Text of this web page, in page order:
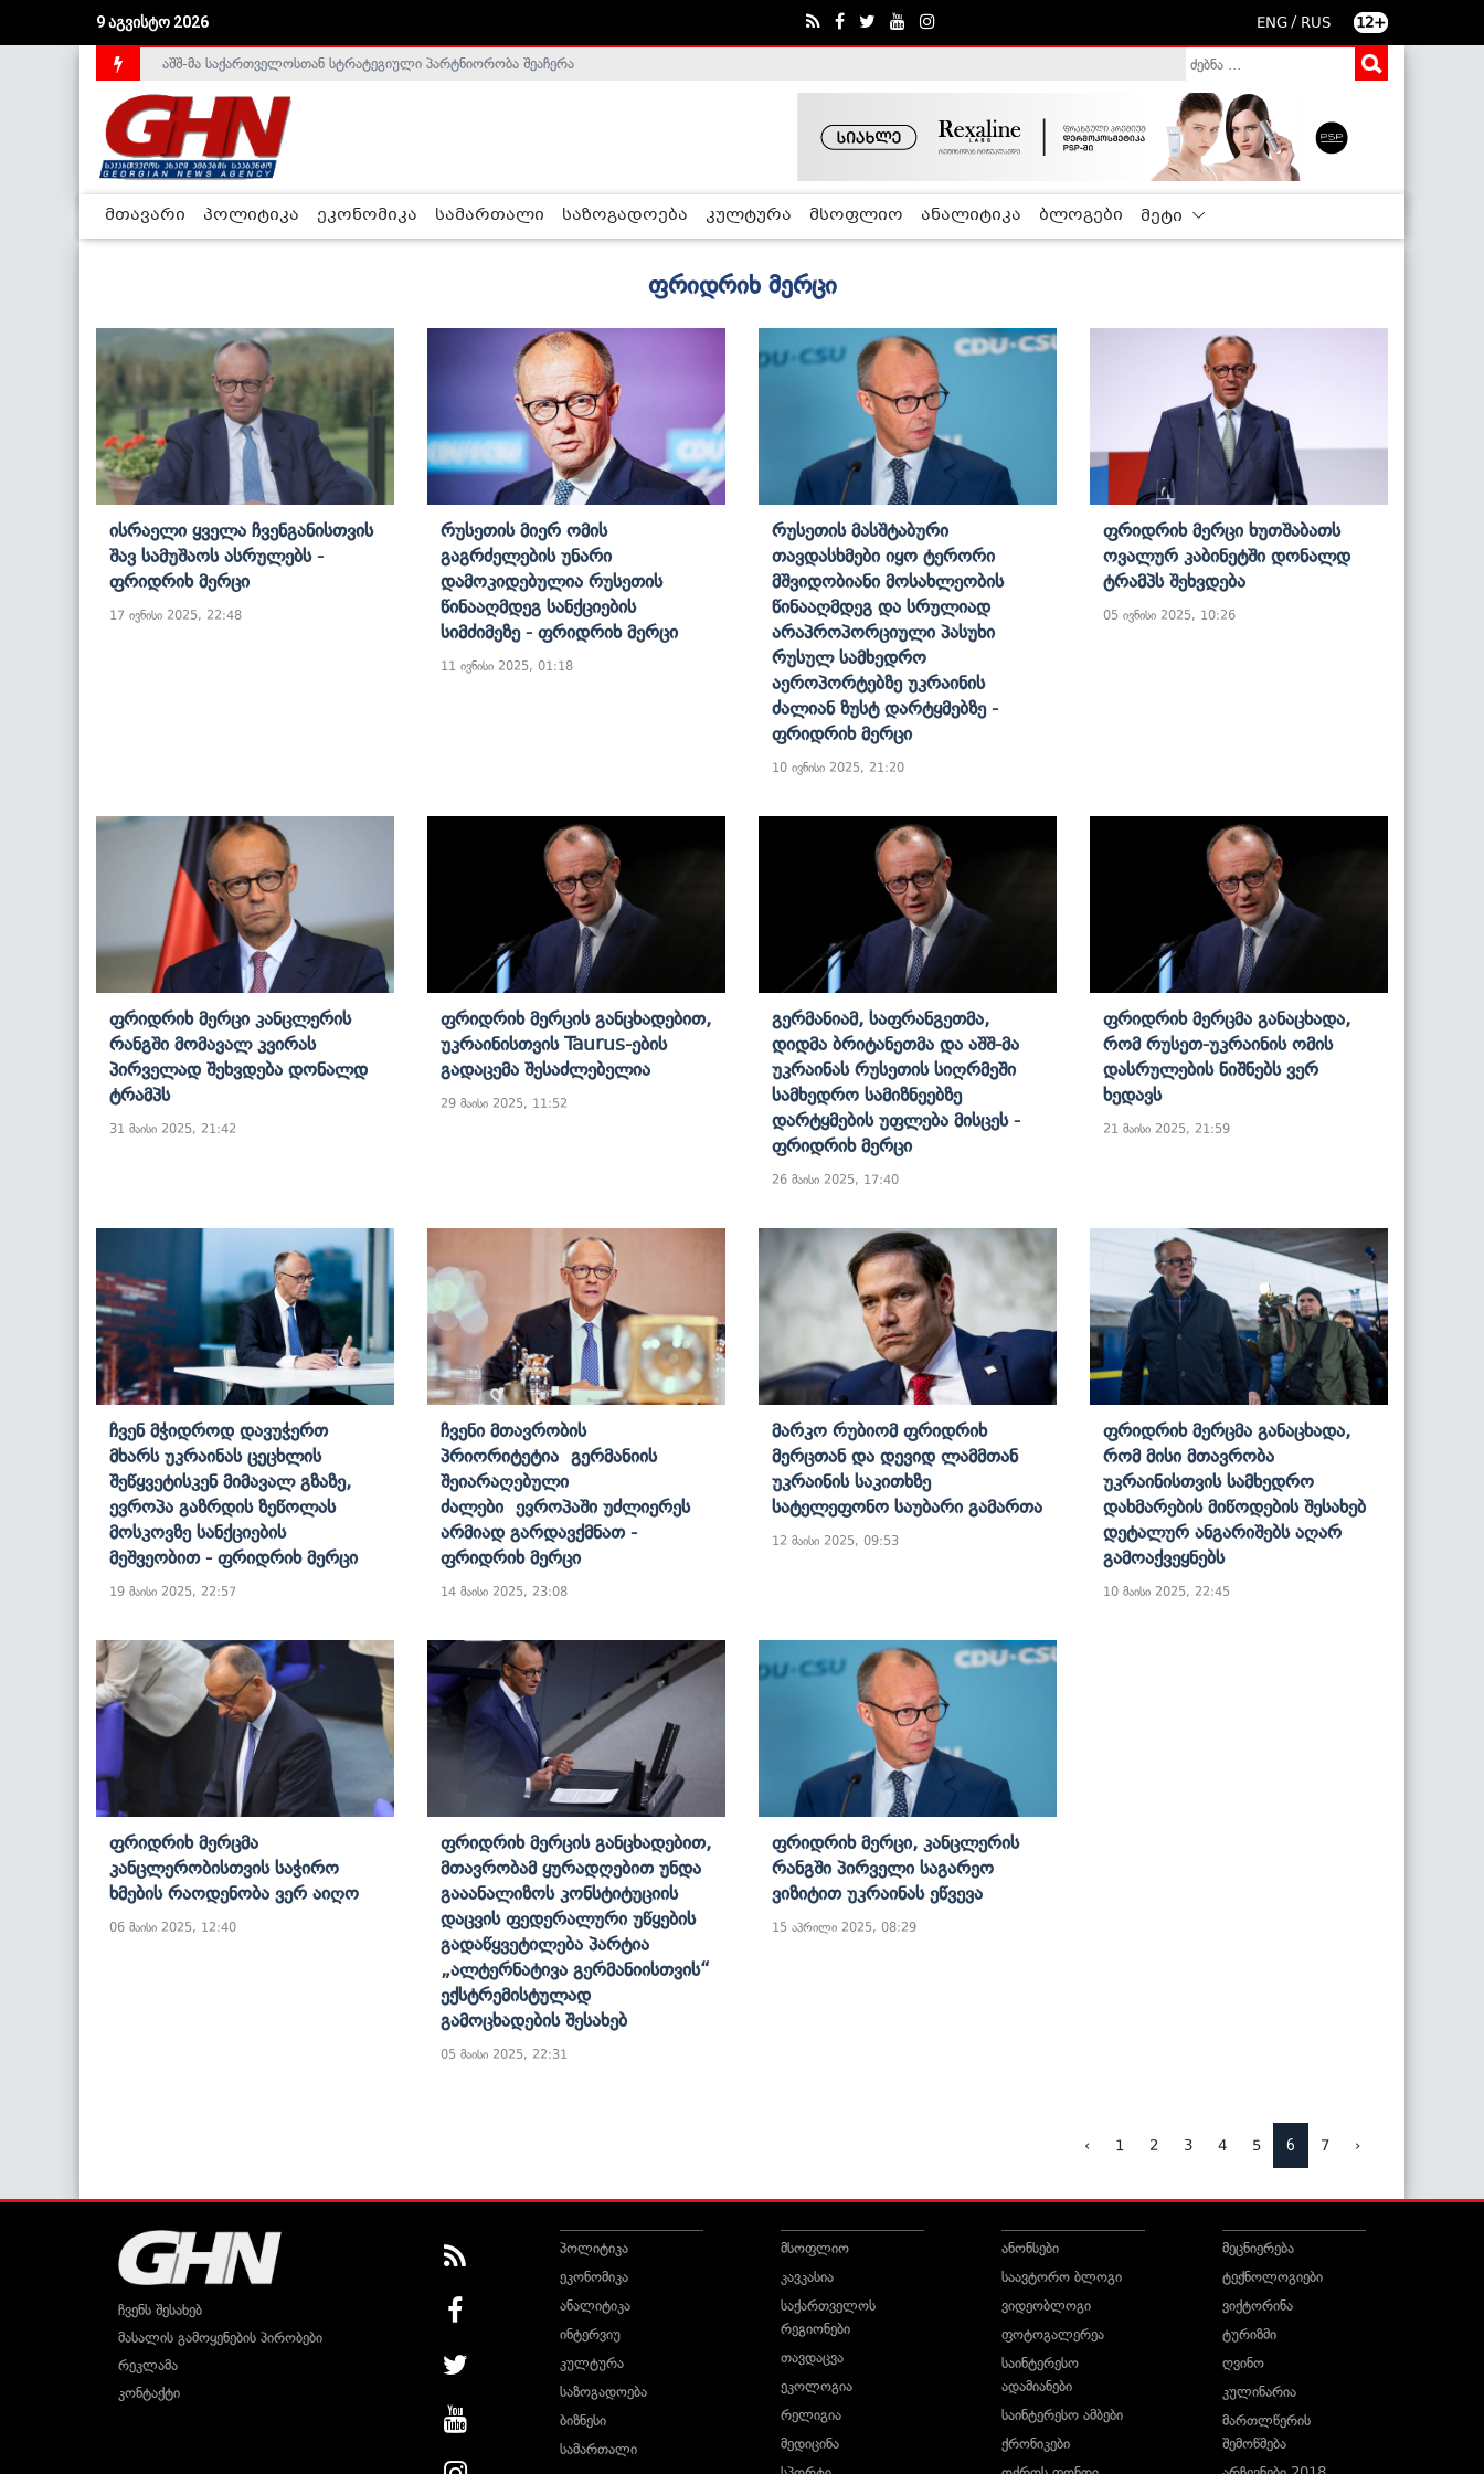
9 აგვისტო 2026 ENG / RUS 12+
საქართველოს დე-ფაქტო მთავრობა არალეგიტიმურია - ჰელსინკის კომისია
აშშ-მა საქართველოსთან სტრატეგიული პარტნიორობა შეაჩერა
მთავარი პოლიტიკა ეკონომიკა სამართალი საზოგადოება კულტურა მსოფლიო ანალიტიკა ბლოგები მეტი
ფრიდრიხ მერცი
Ისრაელი Ყველა Ჩვენგანისთვის
Შავ Სამუშაოს Ასრულებს -
Ფრიდრიხ Მერცი
17 ივნისი 2025, 22:48
Რუსეთის Მიერ Ომის
Გაგრძელების Უნარი
Დამოკიდებულია Რუსეთის
Წინააღმდეგ Სანქციების
Სიმძიმეზე - Ფრიდრიხ Მერცი
11 ივნისი 2025, 01:18
Რუსეთის Მასშტაბური
Თავდასხმები Იყო Ტერორი
Მშვიდობიანი Მოსახლეობის
Წინააღმდეგ Და Სრულიად
Არაპროპორციული Პასუხი
Რუსულ Სამხედრო
Აეროპორტებზე Უკრაინის
Ძალიან Ზუსტ Დარტყმებზე -
Ფრიდრიხ Მერცი
10 ივნისი 2025, 21:20
Ფრიდრიხ Მერცი Ხუთშაბათს
Ოვალურ Კაბინეტში Დონალდ
Ტრამპს Შეხვდება
05 ივნისი 2025, 10:26
Ფრიდრიხ Მერცი Კანცლერის
Რანგში Მომავალ Კვირას
Პირველად Შეხვდება Დონალდ
Ტრამპს
31 მაისი 2025, 21:42
Ფრიდრიხ Მერცის Განცხადებით,
Უკრაინისთვის Taurus-Ების
Გადაცემა Შესაძლებელია
29 მაისი 2025, 11:52
Გერმანიამ, Საფრანგეთმა,
Დიდმა Ბრიტანეთმა Და Აშშ-Მა
Უკრაინას Რუსეთის Სიღრმეში
Სამხედრო Სამიზნეებზე
Დარტყმების Უფლება Მისცეს -
Ფრიდრიხ Მერცი
26 მაისი 2025, 17:40
Ფრიდრიხ Მერცმა Განაცხადა,
Რომ Რუსეთ-Უკრაინის Ომის
Დასრულების Ნიშნებს Ვერ
Ხედავს
21 მაისი 2025, 21:59
Ჩვენ Მჭიდროდ Დავუჭერთ
Მხარს Უკრაინას Ცეცხლის
Შეწყვეტისკენ Მიმავალ Გზაზე,
Ევროპა Გაზრდის Ზეწოლას
Მოსკოვზე Სანქციების
Მეშვეობით - Ფრიდრიხ Მერცი
19 მაისი 2025, 22:57
Ჩვენი Მთავრობის
Პრიორიტეტია Გერმანიის
Შეიარაღებული
Ძალები Ევროპაში Უძლიერეს
Არმიად Გარდავქმნათ -
Ფრიდრიხ Მერცი
14 მაისი 2025, 23:08
Მარკო Რუბიომ Ფრიდრიხ
Მერცთან Და Დევიდ Ლამმთან
Უკრაინის Საკითხზე
Სატელეფონო Საუბარი Გამართა
12 მაისი 2025, 09:53
Ფრიდრიხ Მერცმა Განაცხადა,
Რომ Მისი Მთავრობა
Უკრაინისთვის Სამხედრო
Დახმარების Მიწოდების Შესახებ
Დეტალურ Ანგარიშებს Აღარ
Გამოაქვეყნებს
10 მაისი 2025, 22:45
Ფრიდრიხ Მერცმა
Კანცლერობისთვის Საჭირო
Ხმების Რაოდენობა Ვერ Აიღო
06 მაისი 2025, 12:40
Ფრიდრიხ Მერცის Განცხადებით,
Მთავრობამ Ყურადღებით Უნდა
Გააანალიზოს Კონსტიტუციის
Დაცვის Ფედერალური Უწყების
Გადაწყვეტილება Პარტია
„ალტერნატივა Გერმანიისთვის“
Ექსტრემისტულად
Გამოცხადების Შესახებ
05 მაისი 2025, 22:31
Ფრიდრიხ Მერცი, Კანცლერის
Რანგში Პირველი Საგარეო
Ვიზიტით Უკრაინას Ეწვევა
15 აპრილი 2025, 08:29
‹ 1 2 3 4 5 6 7 ›
ჩვენს შესახებ
მასალის გამოყენების პირობები
რეკლამა
კონტაქტი
პოლიტიკა
ეკონომიკა
ანალიტიკა
ინტერვიუ
კულტურა
საზოგადოება
ბიზნესი
სამართალი
მსოფლიო
კავკასია
საქართველოს
რეგიონები
თავდაცვა
ეკოლოგია
რელიგია
მედიცინა
ანონსები
საავტორო ბლოგი
ვიდეობლოგი
ფოტოგალერეა
საინტერესო
ადამიანები
საინტერესო ამბები
ქრონიკები
მეცნიერება
ტექნოლოგიები
ვიქტორინა
ტურიზმი
ღვინო
კულინარია
მართლწერის
შემოწმება